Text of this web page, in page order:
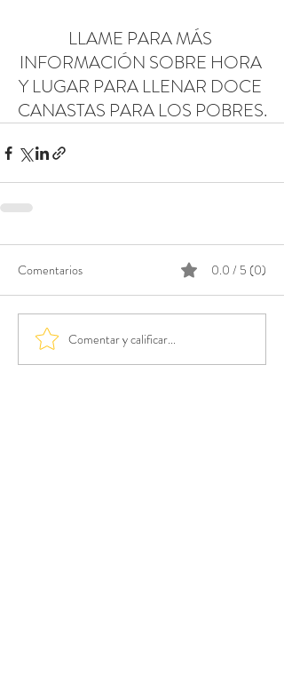
LLAME PARA MÁS
INFORMACIÓN SOBRE HORA
Y LUGAR PARA LLENAR DOCE
CANASTAS PARA LOS POBRES.
Comentarios 0.0 / 5 (0)
Comentar y calificar...